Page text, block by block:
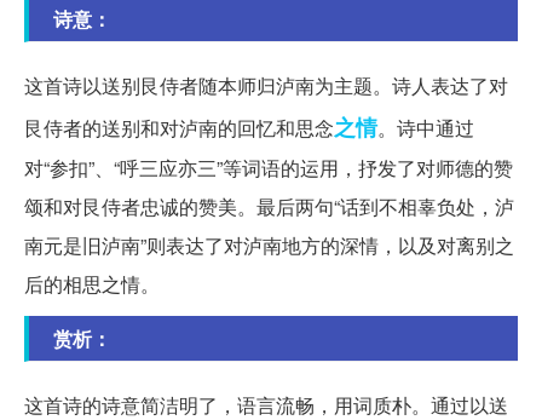
诗意：
这首诗以送别艮侍者随本师归泸南为主题。诗人表达了对
艮侍者的送别和对泸南的回忆和思念之情。诗中通过
对“参扣”、“呼三应亦三”等词语的运用，抒发了对师德的赞
颂和对艮侍者忠诚的赞美。最后两句“话到不相辜负处，泸
南元是旧泸南”则表达了对泸南地方的深情，以及对离别之
后的相思之情。
赏析：
这首诗的诗意简洁明了，语言流畅，用词质朴。通过以送